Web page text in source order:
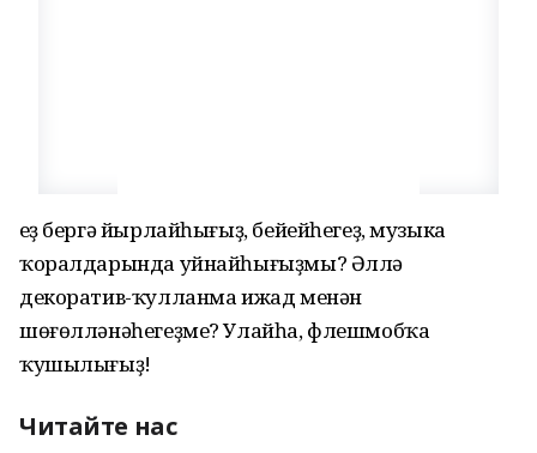
Һеҙ бергә йырлайһығыҙ, бейейһегеҙ, музыка
ҡоралдарында уйнайһығыҙмы? Әллә
декоратив-ҡулланма ижад менән
шөғөлләнәһегеҙме? Улайһа, флешмобҡа
ҡушылығыҙ!
Читайте нас